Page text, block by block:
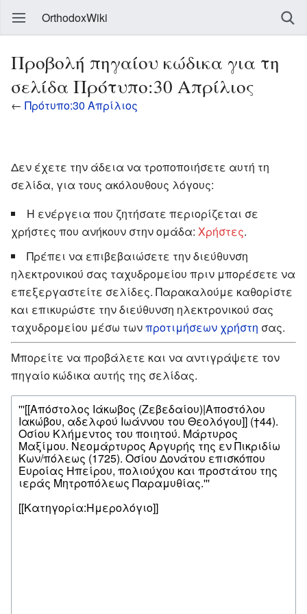
OrthodoxWiki
Προβολή πηγαίου κώδικα για τη
σελίδα Πρότυπο:30 Απρίλιος
← Πρότυπο:30 Απρίλιος
Δεν έχετε την άδεια να τροποποιήσετε αυτή τη
σελίδα, για τους ακόλουθους λόγους:
Η ενέργεια που ζητήσατε περιορίζεται σε
χρήστες που ανήκουν στην ομάδα: Χρήστες.
Πρέπει να επιβεβαιώσετε την διεύθυνση
ηλεκτρονικού σας ταχυδρομείου πριν μπορέσετε να
επεξεργαστείτε σελίδες. Παρακαλούμε καθορίστε
και επικυρώστε την διεύθυνση ηλεκτρονικού σας
ταχυδρομείου μέσω τωνπροτιμήσεων χρήστη σας.
Μπορείτε να προβάλετε και να αντιγράψετε τον
πηγαίο κώδικα αυτής της σελίδας.